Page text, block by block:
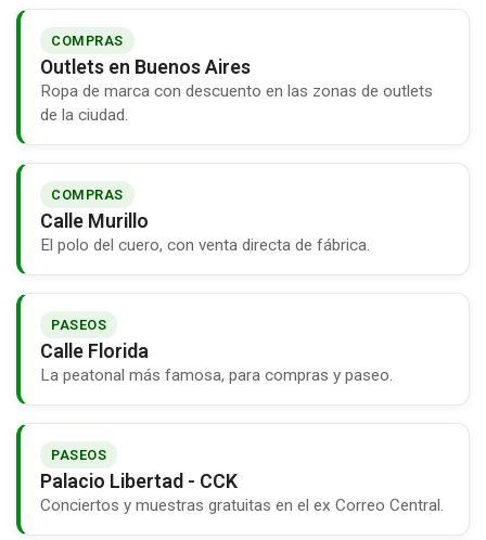
COMPRAS
Outlets en Buenos Aires
Ropa de marca con descuento en las zonas de outlets
de la ciudad.
COMPRAS
Calle Murillo
El polo del cuero, con venta directa de fábrica.
PASEOS
Calle Florida
La peatonal más famosa, para compras y paseo.
PASEOS
Palacio Libertad - CCK
Conciertos y muestras gratuitas en el ex Correo Central.